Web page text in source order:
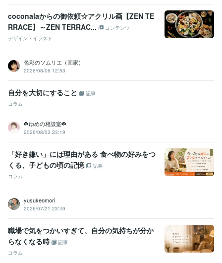
看護師 取得年 : 2005年
得意分野
悩み相談・カウンセリング ♡コミュニケーション♡
⭐︎精神科看護師
として⭐︎ ＊子育てママ＊
語学力
英語 日常会話レベル
coconalaからの御依頼☆アクリル画【ZEN TE
RRACE】～ZEN TERRAC...
コンテンツ
デザイン・イラスト
色彩のソムリエ（画家）
2026/08/06 12:53
自分を大切にすること
記事
コラム
☘️ゆめの相談室☘️
2026/08/03 23:19
「好き嫌い」には理由がある 食べ物の好みをつ
くる、子どもの頃の記憶
記事
コラム
yusukeomori
2026/07/21 23:49
職場で気をつかいすぎて、自分の気持ちが分か
らなくなる時
記事
コラム